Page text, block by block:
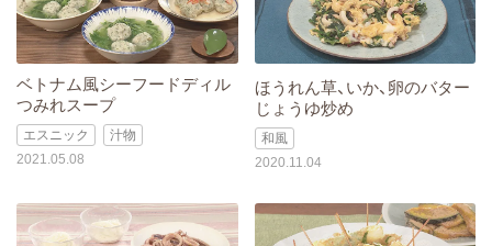
ベトナム風シーフードディル
つみれスープ
エスニック
汁物
2021.05.08
ほうれん草、いか、卵のバター
じょうゆ炒め
和風
2020.11.04